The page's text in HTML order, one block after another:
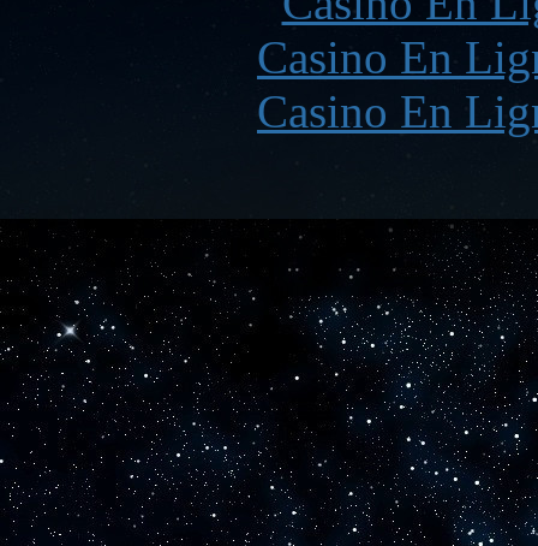
Casino En
Casino En